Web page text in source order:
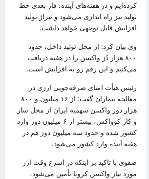
کرده‌ایم و در هفته‌های آینده، فاز بعدی خط
تولید نیز راه اندازی می‌شود و تیراژ تولید
افزایش قابل توجهی خواهد داشت.
وی بیان کرد: از محل تولید داخل، حدود
۸۰۰ هزار دُز واکسن را در هفته دریافت
می‌کنیم و این رقم رو به افزایش است.
رئیسهیأت امنای صرفه‌جویی ارزی در
معالجه بیماران گفت: از ۱۶ میلیون و ۸۰۰
هزار دوز واکسن سهمیه ایران از محل ساز
و کارکوواکس
، بیشتر از ۶ میلیون دوز وارد
کشور شده و حدود سه میلیون دوز هم در
هفته آینده وارد کشور می‌شود.
صفوی با تاکید بر اینکهدر اسرع وقت ارز
مورد نیاز واکسن کرونا تأمین می‌شود،